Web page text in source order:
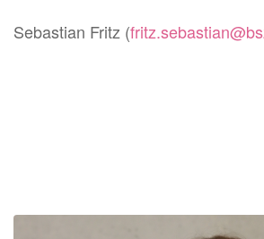
Sebastian Fritz (